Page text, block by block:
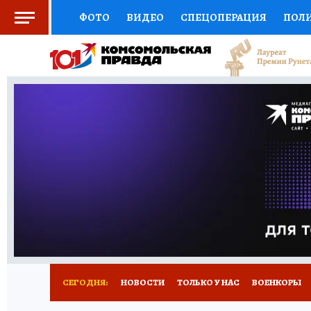
ФОТО ВИДЕО СПЕЦОПЕРАЦИЯ
СОЦПОДДЕРЖКА НАУКА СПОРТ
ВЫБОР ЭКСПЕРТОВ ДОКТОР
ПРОГНОЗЫ НА СПОРТ
НОВОЕ
СЕГОДНЯ: НОВОСТИ ТОЛЬКО У НАС ВОЕНКОРЫ